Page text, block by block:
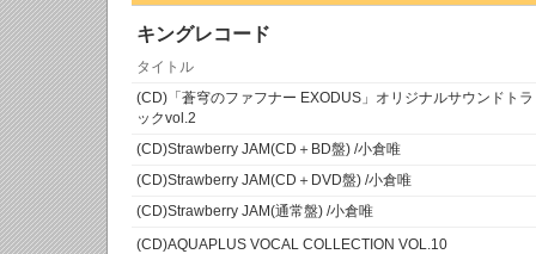
キングレコード
タイトル
(CD)「蒼穹のファフナー EXODUS」オリジナルサウンドトラ
ックvol.2
(CD)Strawberry JAM(CD＋BD盤) /小倉唯
(CD)Strawberry JAM(CD＋DVD盤) /小倉唯
(CD)Strawberry JAM(通常盤) /小倉唯
(CD)AQUAPLUS VOCAL COLLECTION VOL.10